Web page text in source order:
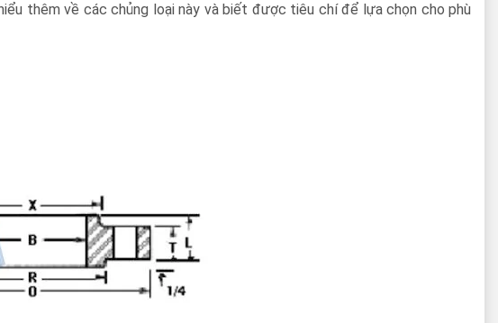
thêm về các chủng loại này và biết được tiêu chí để lựa chọn cho phù